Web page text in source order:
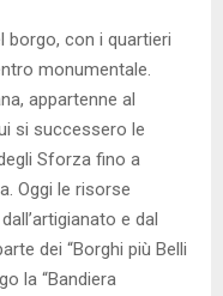
borgo, con i quartieri
monumentale.
appartenne al
si successero le
Sforza fino a
Oggi le risorse
e dal
dei “Borghi più Belli
la “Bandiera